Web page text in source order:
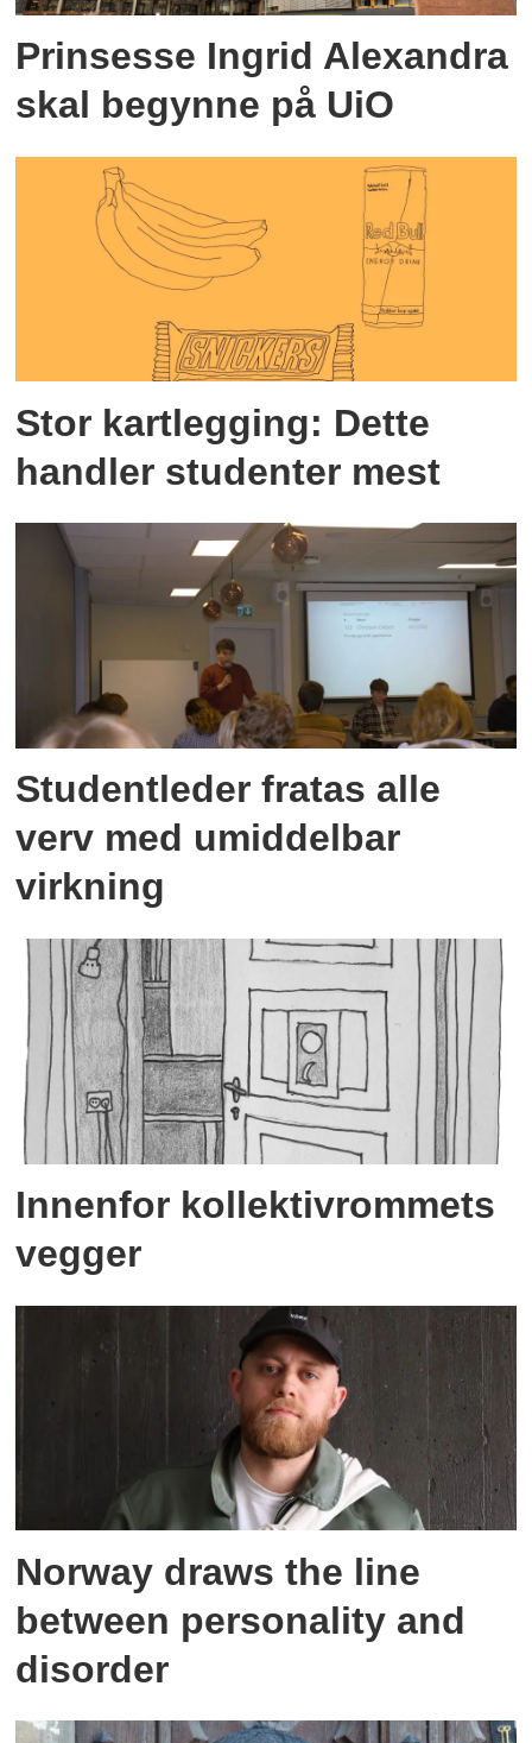
Prinsesse Ingrid Alexandra
skal begynne på UiO
Stor kartlegging: Dette
handler studenter mest
Studentleder fratas alle
verv med umiddelbar
virkning
Innenfor kollektivrommets
vegger
Norway draws the line
between personality and
disorder